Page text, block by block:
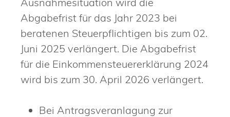
Abgabefrist für das Jahr 2023 bei
beratenen Steuerpflichtigen bis zum 02.
Juni 2025 verlängert. Die Abgabefrist
für die Einkommensteuererklärung 2024
wird bis zum 30. April 2026 verlängert.
Bei Antragsveranlagung zur